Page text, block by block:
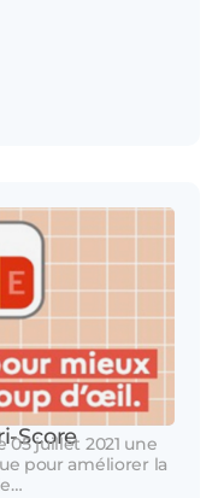
Score
05 juillet 2021 une
pour améliorer la